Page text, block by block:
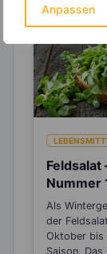
Anpassen
Feldsalat
Nummer
den
Als
der
Oktober bis
Saison. Das